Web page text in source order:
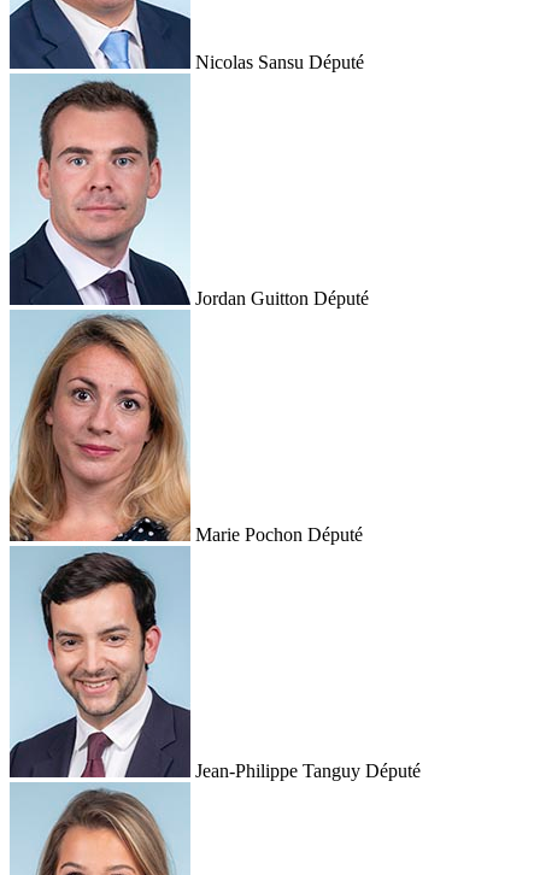
Nicolas Sansu Député
Jordan Guitton Député
Marie Pochon Député
Jean-Philippe Tanguy Député